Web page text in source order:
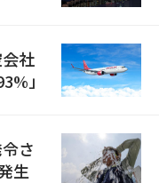
社
」
さ
生